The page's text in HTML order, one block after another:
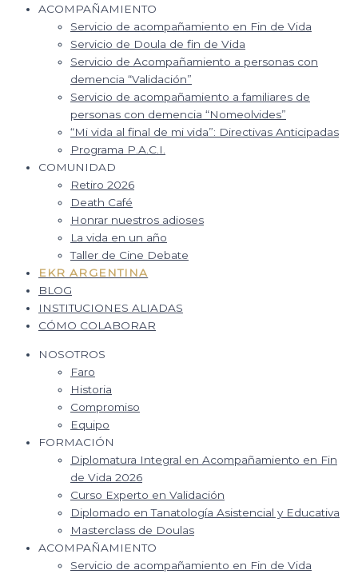
ACOMPAÑAMIENTO
Servicio de acompañamiento en Fin de Vida
Servicio de Doula de fin de Vida
Servicio de Acompañamiento a personas con
demencia “Validación”
Servicio de acompañamiento a familiares de
personas con demencia “Nomeolvides”
“Mi vida al final de mi vida”: Directivas Anticipadas
Programa P.A.C.I.
COMUNIDAD
Retiro 2026
Death Café
Honrar nuestros adioses
La vida en un año
Taller de Cine Debate
EKR ARGENTINA
BLOG
INSTITUCIONES ALIADAS
CÓMO COLABORAR
NOSOTROS
Faro
Historia
Compromiso
Equipo
FORMACIÓN
Diplomatura Integral en Acompañamiento en Fin
de Vida 2026
Curso Experto en Validación
Diplomado en Tanatología Asistencial y Educativa
Masterclass de Doulas
ACOMPAÑAMIENTO
Servicio de acompañamiento en Fin de Vida